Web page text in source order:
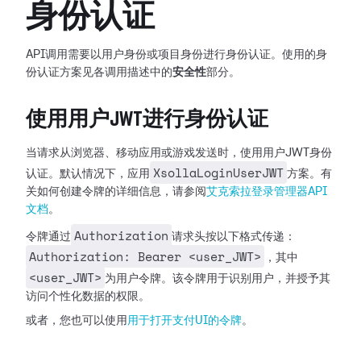
身份认证
API调用需要以用户身份或项目身份进行身份认证。使用的身
份认证方案见各调用描述中的安全性部分。
使用用户JWT进行身份认证
当请求从浏览器、移动应用或游戏发送时，使用用户JWT身份
认证。默认情况下，应用 XsollaLoginUserJWT 方案。有
关如何创建令牌的详细信息，请参阅 艾克索拉登录管理器API
文档。
令牌通过 Authorization 请求头按以下格式传递：
Authorization: Bearer <user_JWT> ，其中
<user_JWT> 为用户令牌。该令牌用于识别用户，并授予其
访问个性化数据的权限。
或者，您也可以使用 用于打开支付UI的令牌。